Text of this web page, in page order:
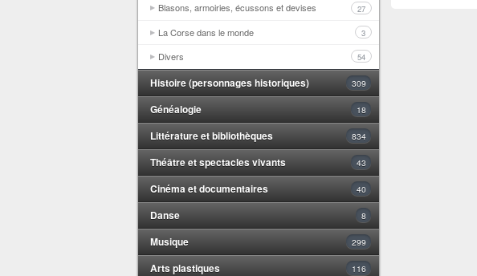
Blasons, armoiries, écussons et devises 27
La Corse dans le monde 3
Divers 54
Histoire (personnages historiques) 309
Généalogie 18
Littérature et bibliothèques 834
Théâtre et spectacles vivants 43
Cinéma et documentaires 40
Danse 8
Musique 299
Arts plastiques 116